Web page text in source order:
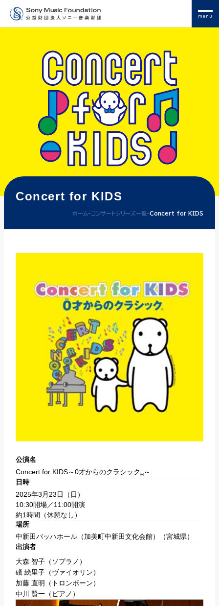
menu
Concert for KIDS
ホーム-コンサートシリーズ一覧-Concert for KIDS
公演名
Concert for KIDS～0才からのクラシック® ～
日時
2025年3月23日（日）
10:30開場／11:00開演
約1時間（休憩なし）
場所
中新田バッハホール（加美町中新田文化会館）
（宮城県）
出演者
大森 智子 （ソプラノ）
礒 絵里子 （ヴァイオリン）
加藤 直明
（トロンボーン）
中川 賢一 （ピアノ）